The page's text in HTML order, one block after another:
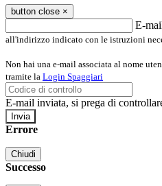
button close ×
E-
all'indirizzo indicato con le istruzioni
Non hai una e-mail associata al nome
tramite la Login Spaggiari
E-mail inviata, si prega di
Errore
Chiudi
Successo